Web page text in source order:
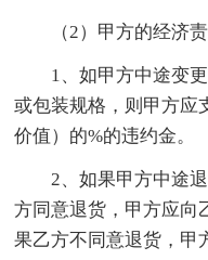
（2）甲方的经济
1、如甲方中途变
或包装规格，则甲方应
价值）的%的违约金。
2、如果甲方中途
方同意退货，甲方应向
果乙方不同意退货，甲